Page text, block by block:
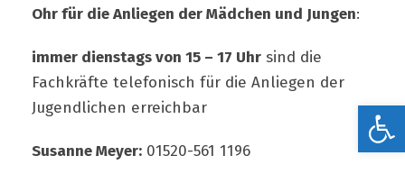
Ohr für die Anliegen der Mädchen und Jungen:
immer dienstags von 15 – 17 Uhr sind die
Fachkräfte telefonisch für die Anliegen der
Jugendlichen erreichbar
Susanne Meyer: 01520-561 1196
Werkzeugleiste öffnen